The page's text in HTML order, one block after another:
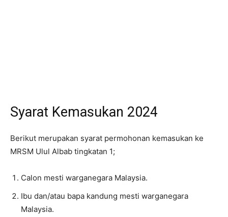
Syarat Kemasukan 2024
Berikut merupakan syarat permohonan kemasukan ke
MRSM Ulul Albab tingkatan 1;
Calon mesti warganegara Malaysia.
Ibu dan/atau bapa kandung mesti warganegara
Malaysia.